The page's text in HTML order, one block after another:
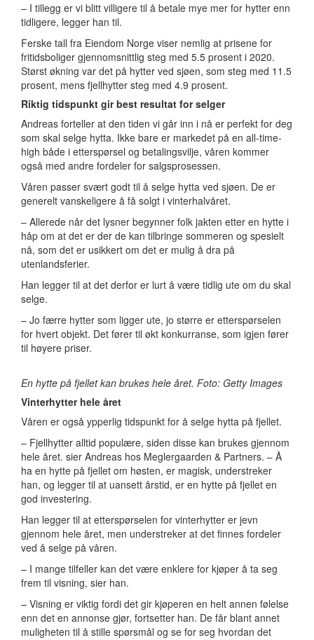
– I tillegg er vi blitt villigere til å betale mye mer for hytter enn
tidligere, legger han til.
Ferske tall fra Eiendom Norge viser nemlig at prisene for
fritidsboliger gjennomsnittlig steg med 5.5 prosent i 2020.
Størst økning var det på hytter ved sjøen, som steg med 11.5
prosent, mens fjellhytter steg med 4.9 prosent.
Riktig tidspunkt gir best resultat for selger
Andreas forteller at den tiden vi går inn i nå er perfekt for deg
som skal selge hytta. Ikke bare er markedet på en all-time-
high både i etterspørsel og betalingsvilje, våren kommer
også med andre fordeler for salgsprosessen.
Våren passer svært godt til å selge hytta ved sjøen. De er
generelt vanskeligere å få solgt i vinterhalvåret.
– Allerede når det lysner begynner folk jakten etter en hytte i
håp om at det er der de kan tilbringe sommeren og spesielt
nå, som det er usikkert om det er mulig å dra på
utenlandsferier.
Han legger til at det derfor er lurt å være tidlig ute om du skal
selge.
– Jo færre hytter som ligger ute, jo større er etterspørselen
for hvert objekt. Det fører til økt konkurranse, som igjen fører
til høyere priser.
En hytte på fjellet kan brukes hele året. Foto: Getty Images
Vinterhytter hele året
Våren er også ypperlig tidspunkt for å selge hytta på fjellet.
– Fjellhytter alltid populære, siden disse kan brukes gjennom
hele året. sier Andreas hos Meglergaarden & Partners. – Å
ha en hytte på fjellet om høsten, er magisk, understreker
han, og legger til at uansett årstid, er en hytte på fjellet en
god investering.
Han legger til at etterspørselen for vinterhytter er jevn
gjennom hele året, men understreker at det finnes fordeler
ved å selge på våren.
– I mange tilfeller kan det være enklere for kjøper å ta seg
frem til visning, sier han.
– Visning er viktig fordi det gir kjøperen en helt annen følelse
enn det en annonse gjør, fortsetter han. De får blant annet
muligheten til å stille spørsmål og se for seg hvordan det